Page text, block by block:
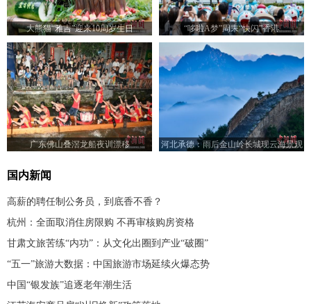
大熊猫“雅吉”迎来10周岁生日 “哆啦A梦”周末“快闪”香港
广东佛山叠滘龙船夜训漂移 河北承德：雨后金山岭长城现云海景观
国内新闻
高薪的聘任制公务员，到底香不香？
杭州：全面取消住房限购 不再审核购房资格
甘肃文旅苦练“内功”：从文化出圈到产业“破圈”
“五一”旅游大数据：中国旅游市场延续火爆态势
中国“银发族”追逐老年潮生活